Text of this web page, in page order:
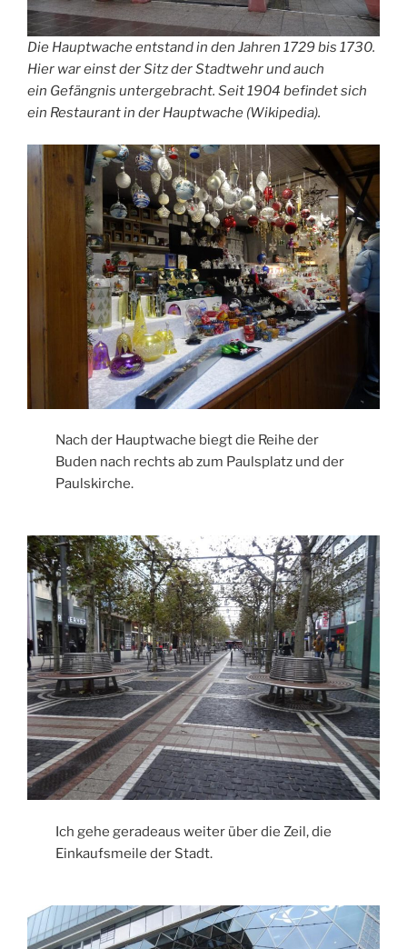
Die Hauptwache entstand in den Jahren 1729 bis 1730.
Hier war einst der Sitz der Stadtwehr und auch
ein Gefängnis untergebracht. Seit 1904 befindet sich
ein Restaurant in der Hauptwache (Wikipedia).
Nach der Hauptwache biegt die Reihe der
Buden nach rechts ab zum Paulsplatz und der
Paulskirche.
Ich gehe geradeaus weiter über die Zeil, die
Einkaufsmeile der Stadt.